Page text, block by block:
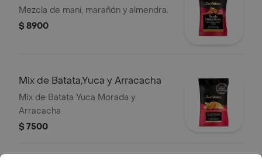
Mezcla de maní, marañón y almendra.
$ 8900
Mix de Batata,Yuca y Arracacha
Mix de Batata Yuca Morada y
Arracacha
$ 7500